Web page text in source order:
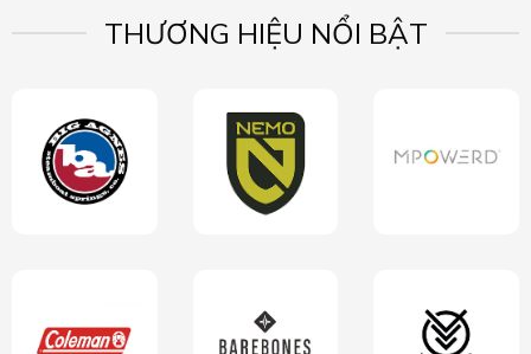
THƯƠNG HIỆU NỔI BẬT